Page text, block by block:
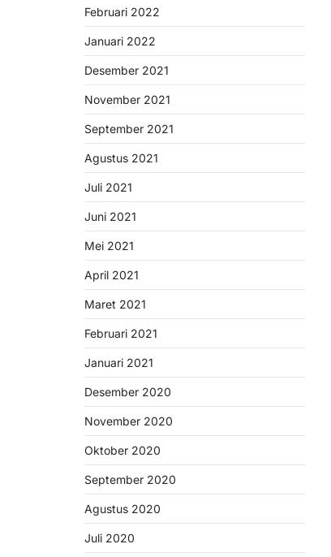
Februari 2022
Januari 2022
Desember 2021
November 2021
September 2021
Agustus 2021
Juli 2021
Juni 2021
Mei 2021
April 2021
Maret 2021
Februari 2021
Januari 2021
Desember 2020
November 2020
Oktober 2020
September 2020
Agustus 2020
Juli 2020